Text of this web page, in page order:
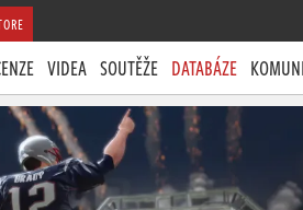
VIDEA SOUTĚŽE DATABÁZE